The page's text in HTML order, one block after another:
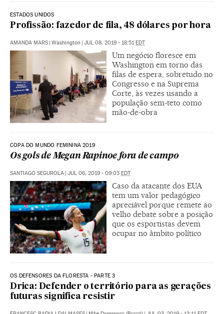
ESTADOS UNIDOS
Profissão: fazedor de fila, 48 dólares por hora
AMANDA MARS | Washington | JUL 08, 2019 - 18:51EDT
Um negócio floresce em
Washington em torno das
filas de espera, sobretudo no
Congresso e na Suprema
Corte, às vezes usando a
população sem-teto como
mão-de-obra
COPA DO MUNDO FEMININA 2019
Os gols de Megan Rapinoe fora de campo
SANTIAGO SEGUROLA | JUL 06, 2019 - 09:03 EDT
Caso da atacante dos EUA
tem um valor pedagógico
apreciável porque remete ao
velho debate sobre a posição
que os esportistas devem
ocupar no âmbito político
OS DEFENSORES DA FLORESTA - PARTE 3
Drica: Defender o território para as gerações
futuras significa resistir